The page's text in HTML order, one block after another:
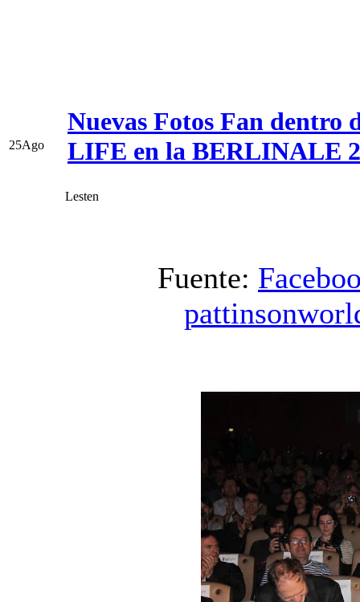
25Ago
Nuevas Fotos Fan dentro
LIFE en la BERLINALE
Lesten
Fuente: